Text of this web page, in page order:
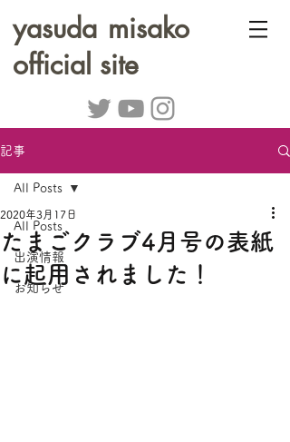
yasuda misako
official site
記事
All Posts
出演情報
お知らせ
All Posts
たまごクラブ4月号の表紙
に起用されました！
2020年3月17日